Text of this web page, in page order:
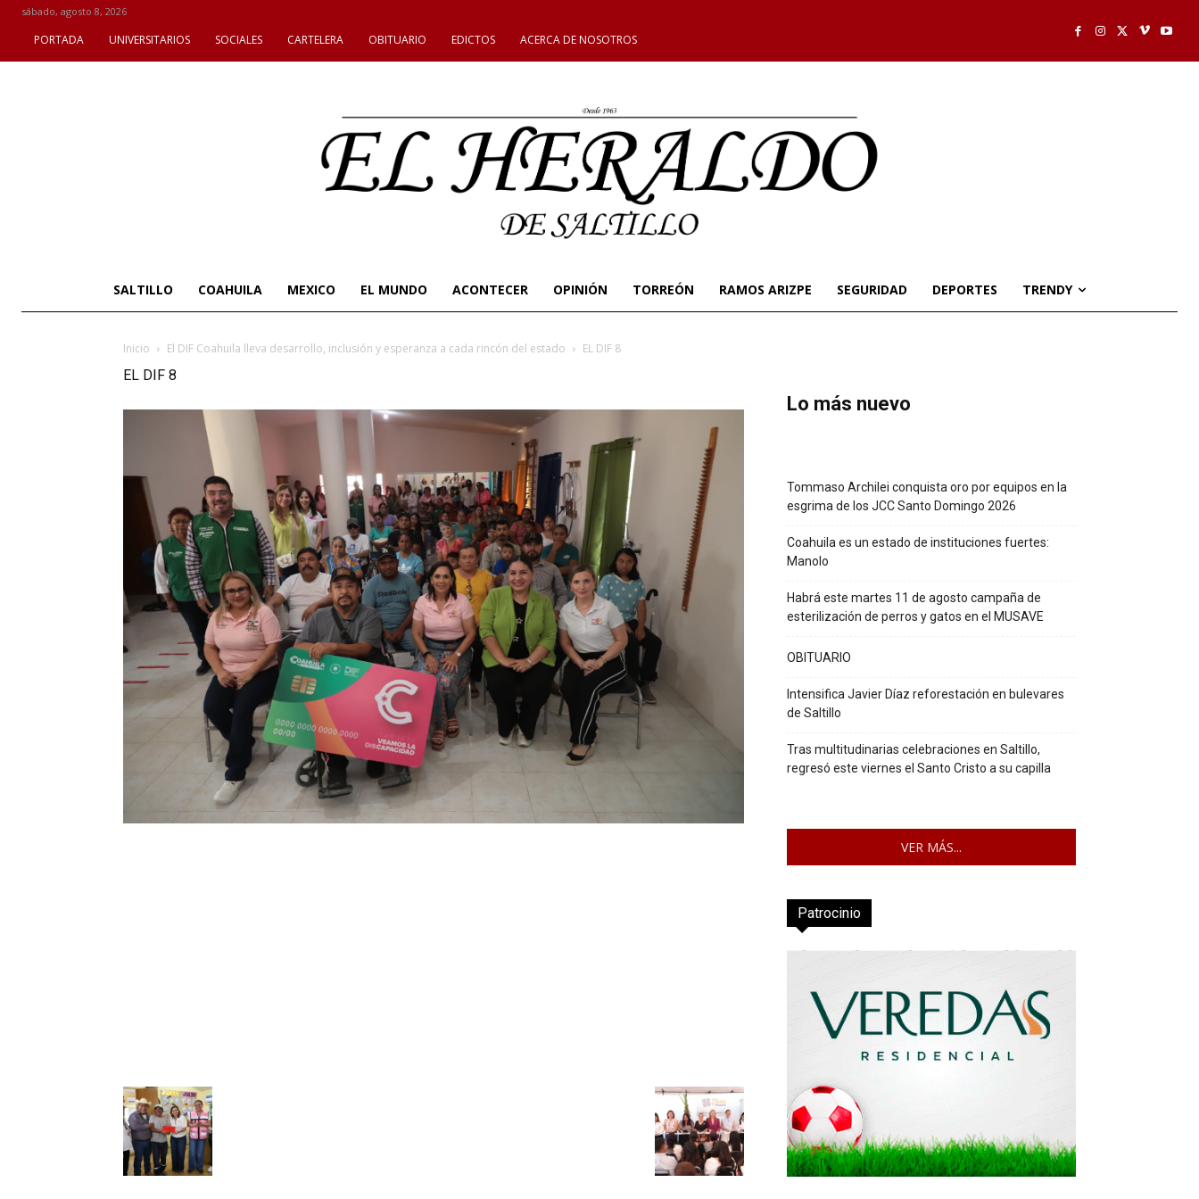
sábado, agosto 8, 2026
PORTADA UNIVERSITARIOS SOCIALES CARTELERA OBITUARIO EDICTOS ACERCA DE NOSOTROS
SALTILLO COAHUILA MEXICO EL MUNDO ACONTECER OPINIÓN TORREÓN RAMOS ARIZPE SEGURIDAD DEPORTES TRENDY
Inicio El DIF Coahuila lleva desarrollo, inclusión y esperanza a cada rincón del estado EL DIF 8
EL DIF 8
Lo más nuevo
Tommaso Archilei conquista oro por equipos en la
esgrima de los JCC Santo Domingo 2026
Coahuila es un estado de instituciones fuertes:
Manolo
Habrá este martes 11 de agosto campaña de
esterilización de perros y gatos en el MUSAVE
OBITUARIO
Intensifica Javier Díaz reforestación en bulevares
de Saltillo
Tras multitudinarias celebraciones en Saltillo,
regresó este viernes el Santo Cristo a su capilla
VER MÁS...
Patrocinio